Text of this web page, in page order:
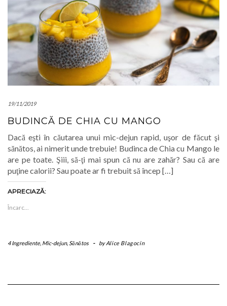
19/11/2019
BUDINCĂ DE CHIA CU MANGO
Dacă eşti în căutarea unui mic-dejun rapid, uşor de făcut şi
sănătos, ai nimerit unde trebuie! Budinca de Chia cu Mango le
are pe toate. Şiii, să-ţi mai spun că nu are zahăr? Sau că are
puţine calorii? Sau poate ar fi trebuit să încep […]
APRECIAZĂ:
Încarc...
4 Ingrediente, Mic-dejun,Sănătos - byAlice Blagocin